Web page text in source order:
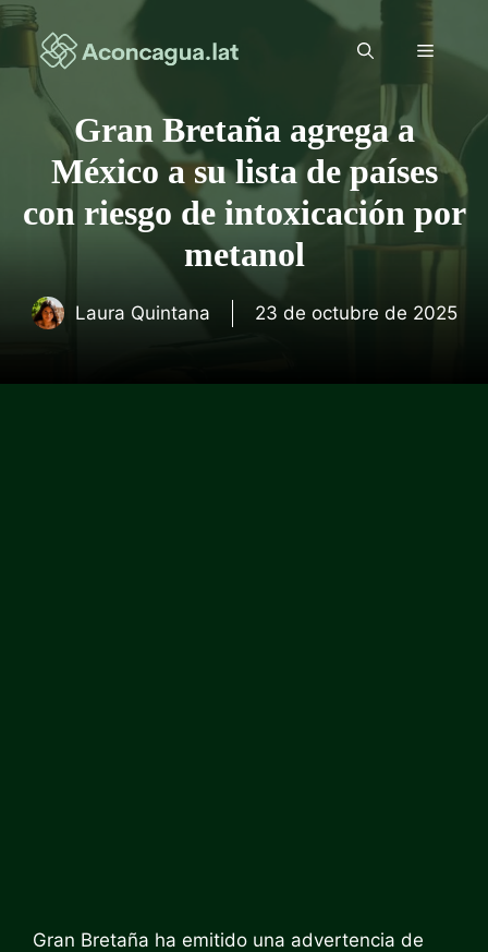
Saltar
contenido
Menú
Gran Bretaña agrega a
México a su lista de países
con riesgo de intoxicación por
metanol
Laura Quintana 23 de octubre de 2025
Gran Bretaña ha emitido una advertencia de